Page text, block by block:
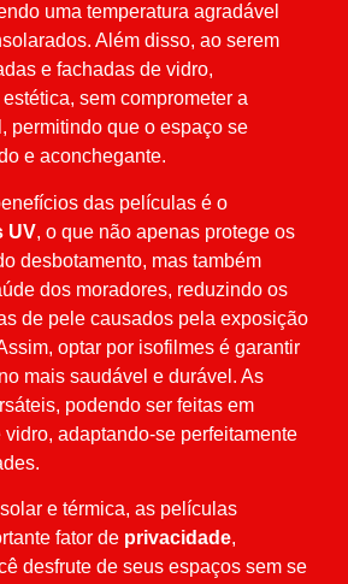
uma temperatura agradável
Além disso, ao serem
e fachadas de vidro,
sem comprometer a
permitindo que o espaço se
e aconchegante.
das películas é o
UV, o que não apenas protege os
desbotamento, mas também
dos moradores, reduzindo os
de pele causados pela exposição
optar por isofilmes é garantir
mais saudável e durável. As
podendo ser feitas em
adaptando-se perfeitamente
e térmica, as películas
fator de privacidade,
desfrute de seus espaços sem se